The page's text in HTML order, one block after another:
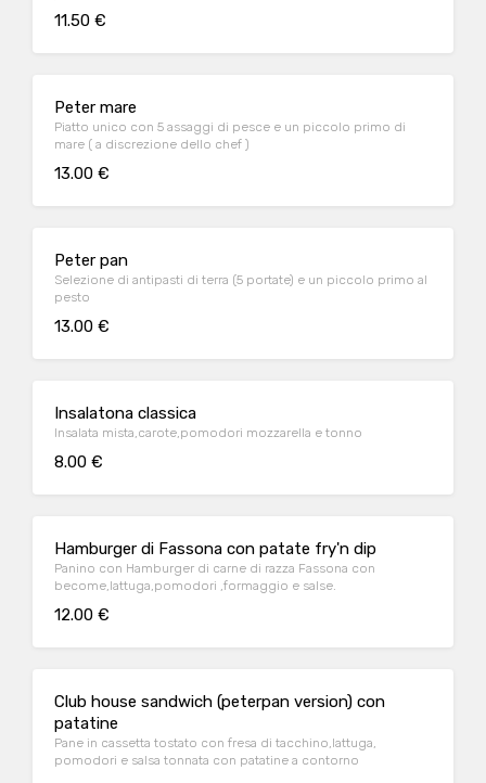
11.50 €
Peter mare
Piatto unico con 5 assaggi di pesce e un piccolo primo di
mare ( a discrezione dello chef )
13.00 €
Peter pan
Selezione di antipasti di terra (5 portate) e un piccolo primo al
pesto
13.00 €
Insalatona classica
Insalata mista,carote,pomodori mozzarella e tonno
8.00 €
Hamburger di Fassona con patate fry'n dip
Panino con Hamburger di carne di razza Fassona con
become,lattuga,pomodori ,formaggio e salse.
12.00 €
Club house sandwich (peterpan version) con
patatine
Pane in cassetta tostato con fresa di tacchino,lattuga,
pomodori e salsa tonnata con patatine a contorno